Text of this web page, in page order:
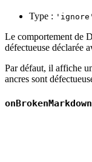
Type :
Le comportement de
défectueuse déclarée
Par défaut, il affiche
ancres sont